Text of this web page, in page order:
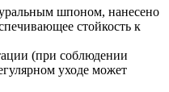
шпоном, нанесено
стойкость к
(при соблюдении
уходе может